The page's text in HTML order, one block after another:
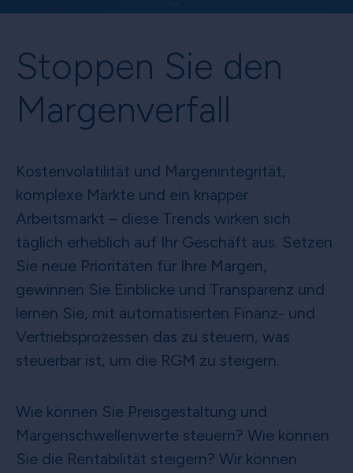
Stoppen Sie den
Margenverfall
Kostenvolatilität und Margenintegrität,
komplexe Märkte und ein knapper
Arbeitsmarkt – diese Trends wirken sich
täglich erheblich auf Ihr Geschäft aus. Setzen
Sie neue Prioritäten für Ihre Margen,
gewinnen Sie Einblicke und Transparenz und
lernen Sie, mit automatisierten Finanz- und
Vertriebsprozessen das zu steuern, was
steuerbar ist, um die RGM zu steigern.
Wie können Sie Preisgestaltung und
Margenschwellenwerte steuern? Wie können
Sie die Rentabilität steigern? Wir können